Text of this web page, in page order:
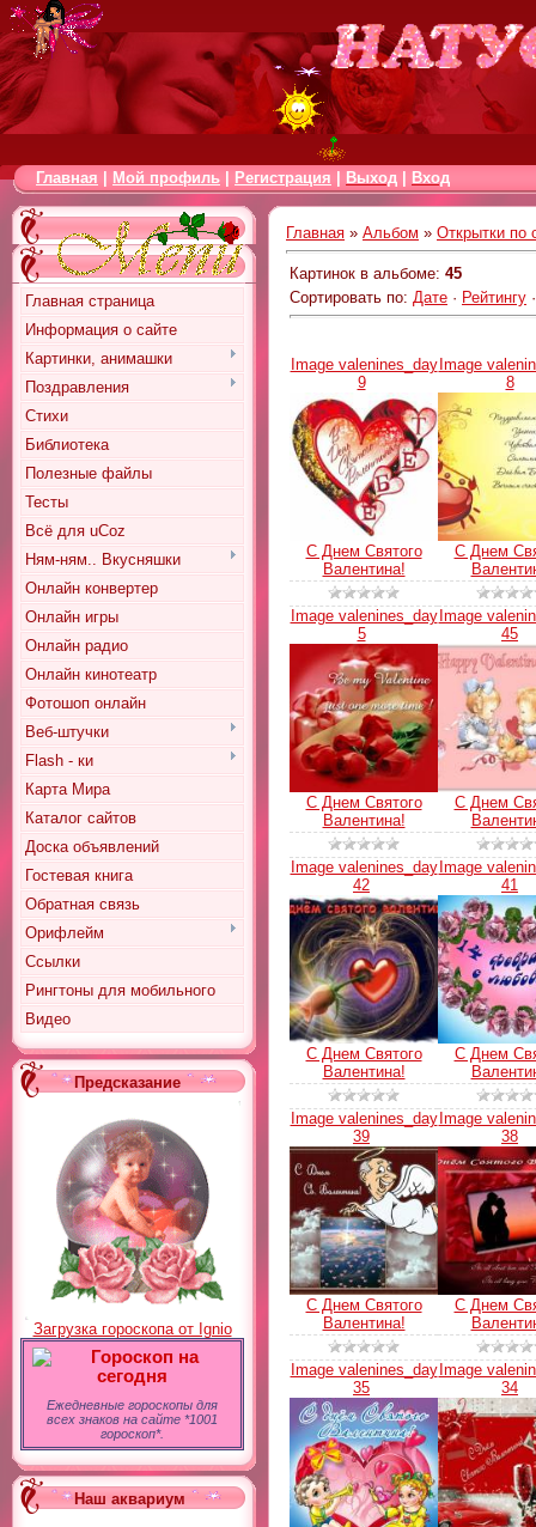
Главная Мой профиль Регистрация Выход Вход
Главная страница
Информация о сайте
Картинки, анимашки
Поздравления
Стихи
Библиотека
Полезные файлы
Тесты
Всё для uCoz
Ням-ням.. Вкусняшки
Онлайн конвертер
Онлайн игры
Онлайн радио
Онлайн кинотеатр
Фотошоп онлайн
Веб-штучки
Flash - ки
Карта Мира
Каталог сайтов
Доска объявлений
Гостевая книга
Обратная связь
Орифлейм
Ссылки
Рингтоны для мобильного
Видео
Предсказание
Загрузка гороскопа от Ignio
Гороскоп на
сегодня
Ежедневные гороскопы для
всех знаков на сайте *1001
гороскоп*.
Наш аквариум
Главная » Альбом » Открытки по
Картинок в альбоме: 45
Сортировать по: Дате · Рейтингу
Image valenines_day
9
С Днем Святого
Валентина!
Image
8
С Днем
Image valenines_day
5
С Днем Святого
Валентина!
Image
45
С Днем
Image valenines_day
42
С Днем Святого
Валентина!
Image
41
С Днем
Image valenines_day
39
С Днем Святого
Валентина!
Image
38
С Днем
Image valenines_day
35
Image
34